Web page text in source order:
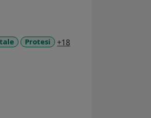
Protesi +18a11y_sr_more_diseases